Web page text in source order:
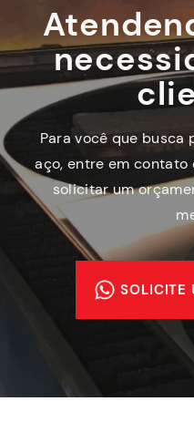
Para você que busca
aço, entre em contato
solicitar um
SOLICITE